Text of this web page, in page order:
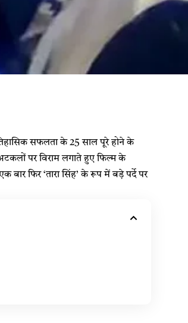
सफलता के 25 साल पूरे होने के
पर विराम लगाते हुए फिल्म के
बार फिर ‘तारा सिंह’ के रूप में बड़े पर्दे पर